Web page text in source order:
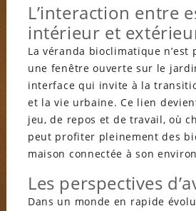
L’interaction entre
intérieur et
La véranda bioclimatique n’est
une fenêtre ouverte sur le
interface qui invite à la
et la vie urbaine. Ce lien
jeu, de repos et de travail, où
peut profiter pleinement des
maison connectée à son
Les perspectives
Dans un monde en rapide